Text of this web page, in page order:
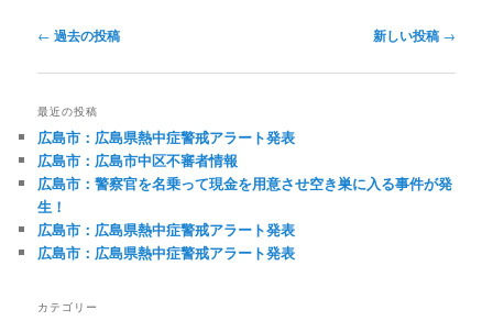
投
ナ
ビ
ゲ
ー
シ
ョ
ン
← 過去の投稿 新しい投稿 →
最近の投稿
広島市：広島県熱中症警戒アラート発表
広島市：広島市中区不審者情報
広島市：警察官を名乗って現金を用意させ空き巣に入る事件が発
生！
広島市：広島県熱中症警戒アラート発表
広島市：広島県熱中症警戒アラート発表
カテゴリー